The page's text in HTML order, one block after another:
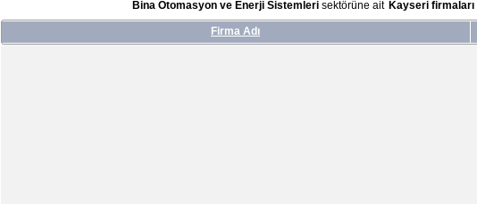
Bina Otomasyon ve Enerji Sistemleri sektörüne ait Kayseri firmaları
Firma Adı